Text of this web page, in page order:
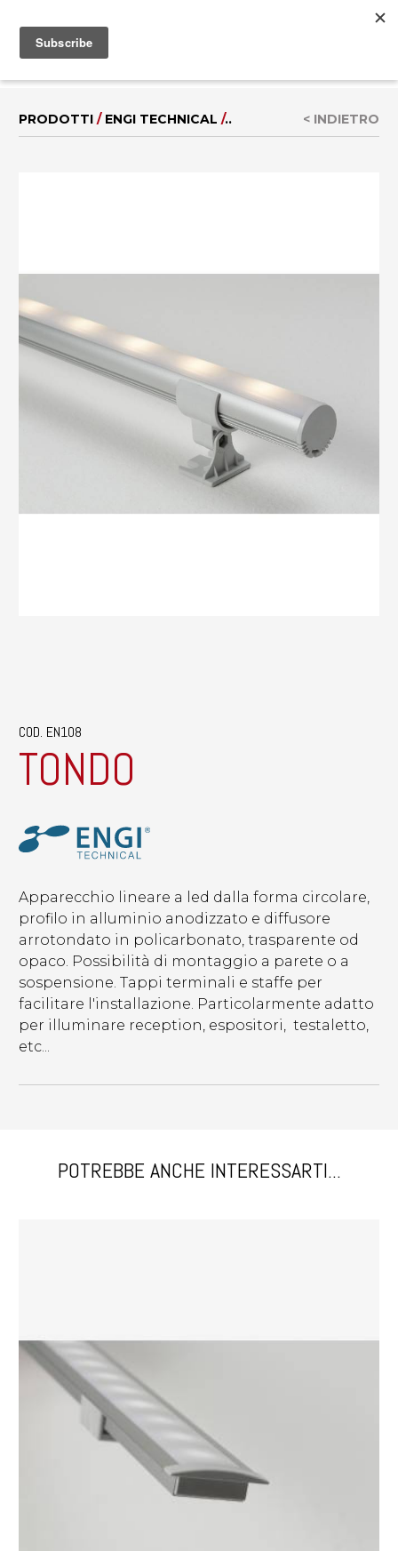
PRODOTTI / ENGI TECHNICAL /.. < INDIETRO
COD. EN108
TONDO
Apparecchio lineare a led dalla forma circolare,
profilo in alluminio anodizzato e diffusore
arrotondato in policarbonato, trasparente od
opaco. Possibilità di montaggio a parete o a
sospensione. Tappi terminali e staffe per
facilitare l'installazione. Particolarmente adatto
per illuminare reception, espositori, testaletto,
etc...
POTREBBE ANCHE INTERESSARTI...